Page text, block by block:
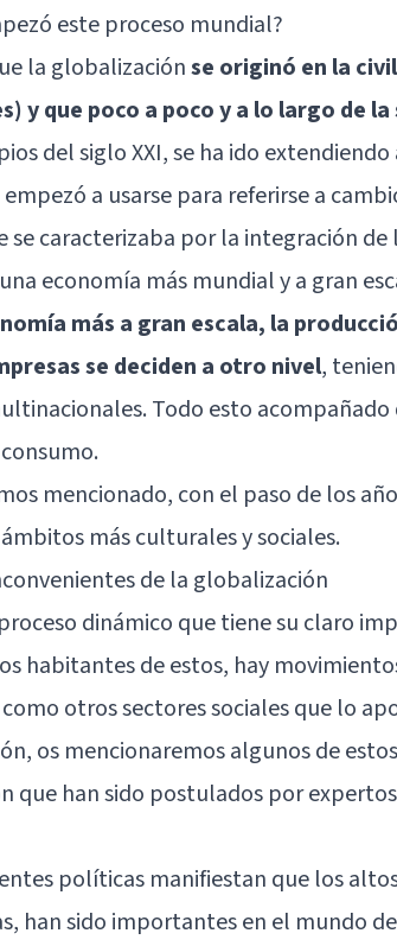
este proceso mundial?
la globalizaciónse originó en la
y que poco a poco y a lo largo de
del siglo XXI, se ha ido
a usarse para referirse a
se caracterizaba por la integración de
economía más mundial y a gran
más a gran escala, la
se deciden a otro nivel,
Todo esto acompañado
mencionado, con el paso de los
más culturales y sociales.
de la globalización
dinámico que tiene su claro
habitantes de estos, hay
otros sectores sociales que lo
os mencionaremos algunos de
que han sido postulados por
políticas manifiestan que los
han sido importantes en el mundo